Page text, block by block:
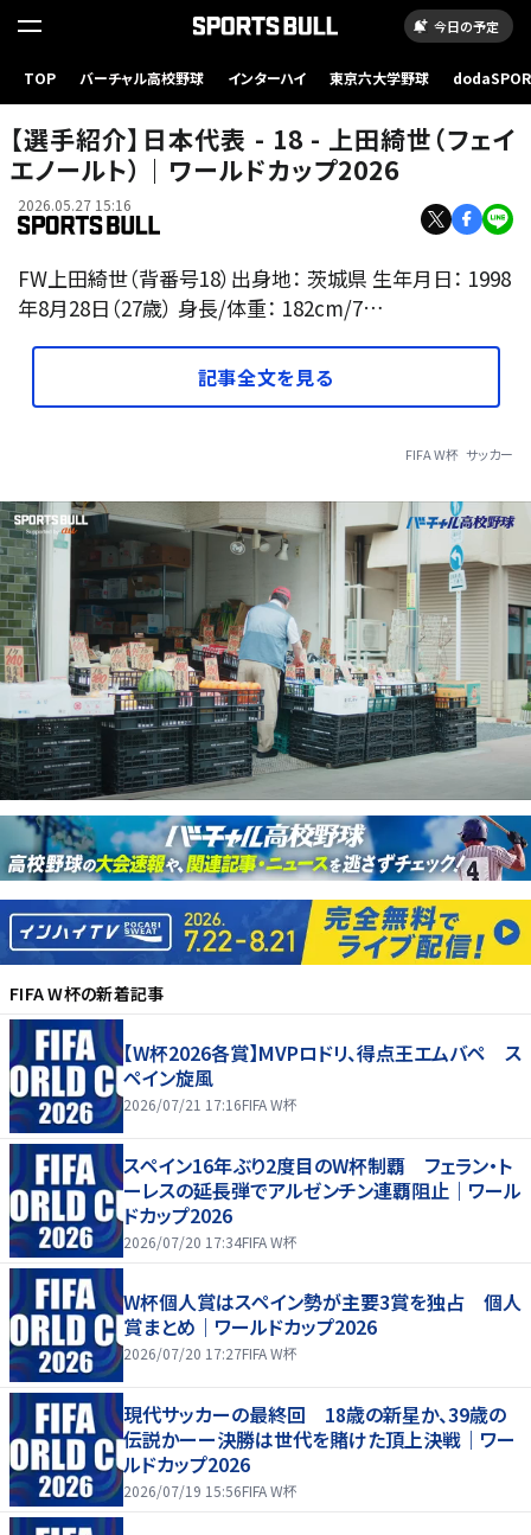
今日の予定
TOP バーチャル高校野球 インターハイ 東京六大学野球
【選手紹介】日本代表 - 18 - 上田綺世（フェイ
エノールト）｜ワールドカップ2026
2026.05.27 15:16
FW上田綺世（背番号18）出身地： 茨城県 生年月日： 1998
年8月28日（27歳） 身長/体重： 182cm/7…
記事全文を見る
FIFA W杯 サッカー
FIFA W杯の新着記事
【W杯2026各賞】MVPロドリ、得点王エムバペ ス
ペイン旋風
2026/07/21 17:16FIFA W杯
スペイン16年ぶり2度目のW杯制覇 フェラン・ト
ーレスの延長弾でアルゼンチン連覇阻止｜ワール
ドカップ2026
2026/07/20 17:34FIFA W杯
W杯個人賞はスペイン勢が主要3賞を独占 個人
賞まとめ｜ワールドカップ2026
2026/07/20 17:27FIFA W杯
現代サッカーの最終回 18歳の新星か、39歳の
伝説かーー決勝は世代を賭けた頂上決戦｜ワー
ルドカップ2026
2026/07/19 15:56FIFA W杯